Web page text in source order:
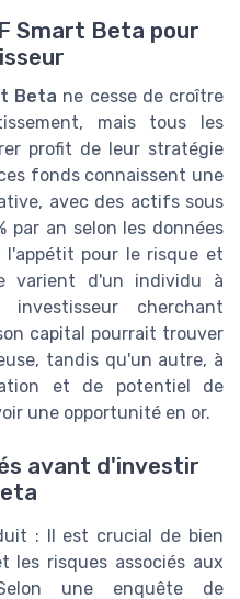
Smart Beta pour
Beta ne cesse de croître
mais tous les
profit de leur stratégie
fonds connaissent une
avec des actifs sous
par an selon les données
l'appétit pour le risque et
varient d'un individu à
cherchant
capital pourrait trouver
tandis qu'un autre, à
et de potentiel de
une opportunité en or.
avant d'investir
: Il est crucial de bien
les risques associés aux
une enquête de